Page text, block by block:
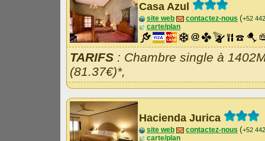
Casa Azul
site web contactez-nous (+52
carte/plan
TARIFS : Chambre single à
(81.37€)*,
Hacienda Jurica
site web contactez-nous (+52
carte/plan